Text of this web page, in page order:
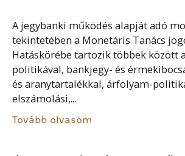
A jegybanki működés alapját adó
tekintetében a Monetáris Tanács
Hatáskörébe tartozik többek között
politikával, bankjegy- és
és aranytartalékkal, árfolyam-
elszámolási,...
Tovább olvasom